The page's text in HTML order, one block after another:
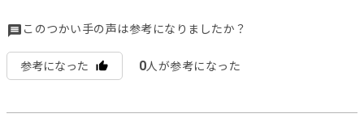
このつかい手の声は参考になりましたか？
参考になった 0人が参考になった